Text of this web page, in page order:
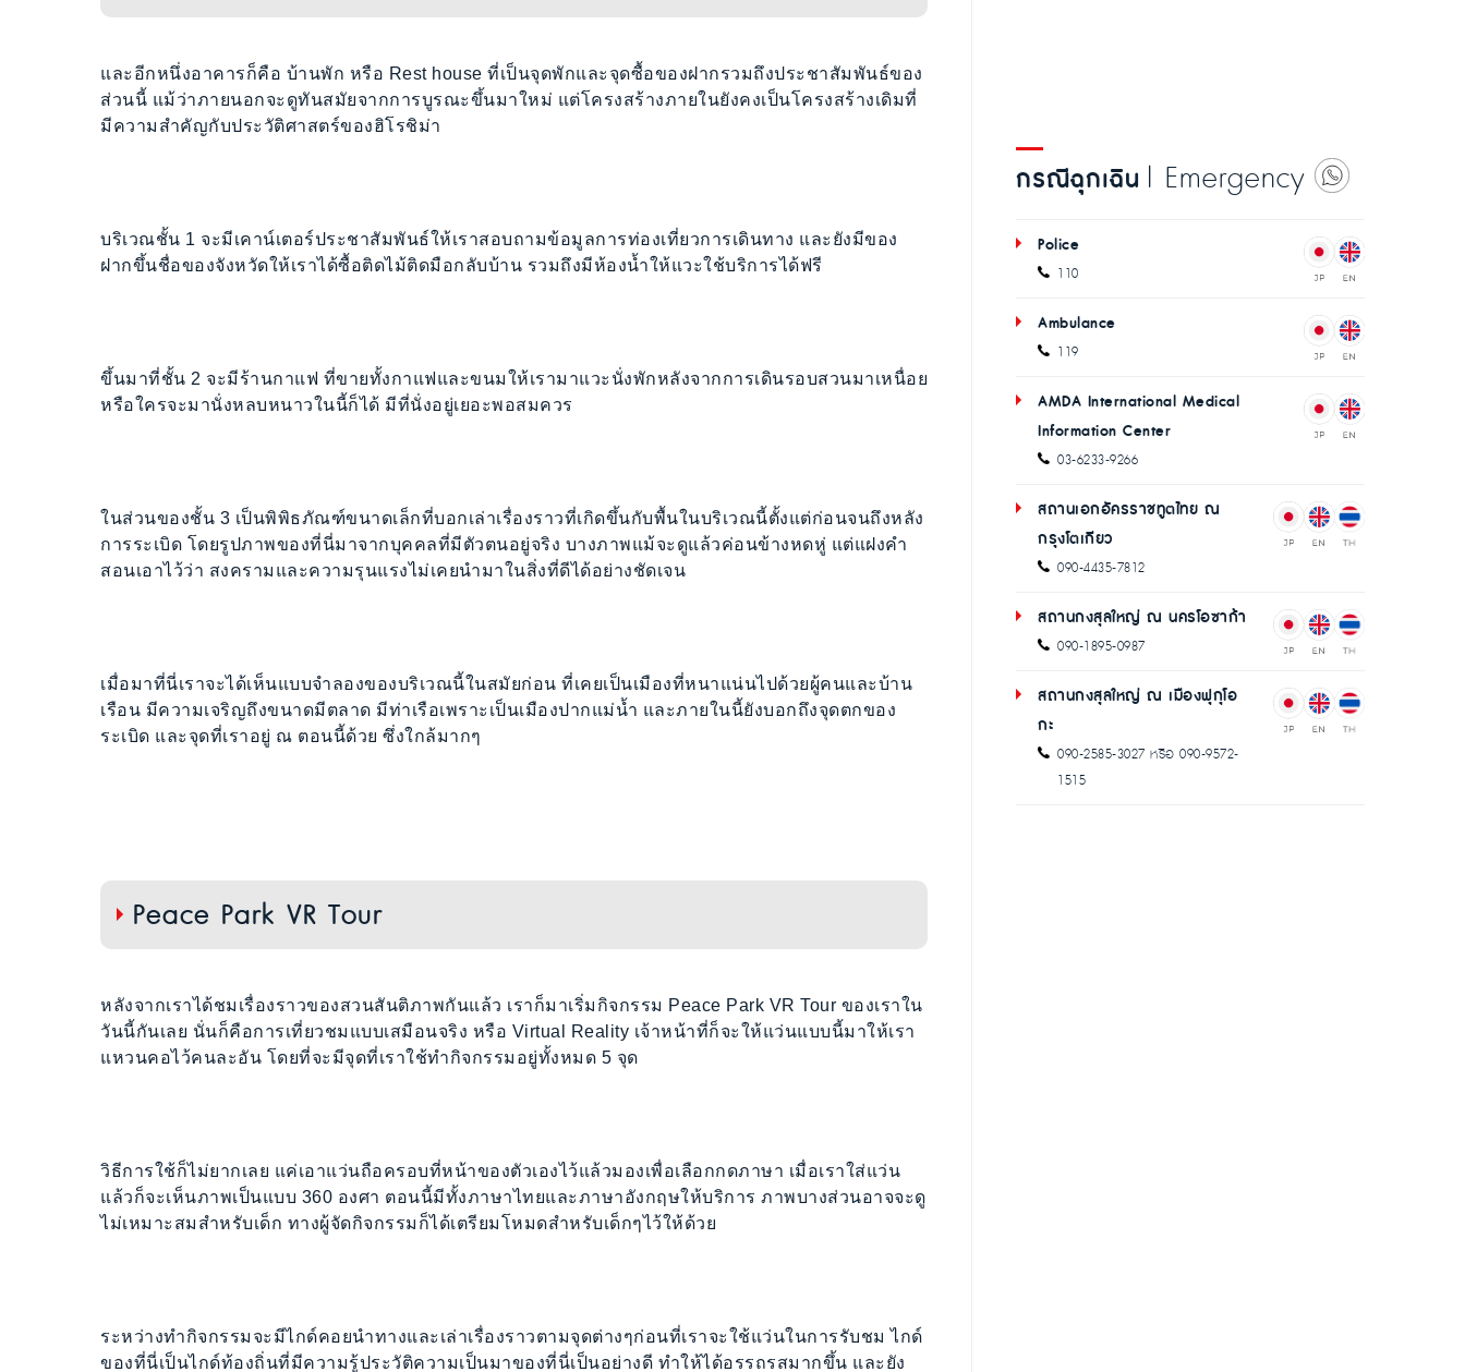
และอีกหนึ่งอาคารก็คือ บ้านพัก หรือ Rest house ที่เป็นจุดพักและจุดซื้อของฝากรวมถึงประชาสัมพันธ์ของ
ส่วนนี้ แม้ว่าภายนอกจะดูทันสมัยจากการบูรณะขึ้นมาใหม่ แต่โครงสร้างภายในยังคงเป็นโครงสร้างเดิมที่
มีความสำคัญกับประวัติศาสตร์ของฮิโรชิม่า
บริเวณชั้น 1 จะมีเคาน์เตอร์ประชาสัมพันธ์ให้เราสอบถามข้อมูลการท่องเที่ยวการเดินทาง และยังมีของ
ฝากขึ้นชื่อของจังหวัดให้เราได้ซื้อติดไม้ติดมือกลับบ้าน รวมถึงมีห้องน้ำให้แวะใช้บริการได้ฟรี
ขึ้นมาที่ชั้น 2 จะมีร้านกาแฟ ที่ขายทั้งกาแฟและขนมให้เรามาแวะนั่งพักหลังจากการเดินรอบสวนมาเหนื่อย
หรือใครจะมานั่งหลบหนาวในนี้ก็ได้ มีที่นั่งอยู่เยอะพอสมควร
ในส่วนของชั้น 3 เป็นพิพิธภัณฑ์ขนาดเล็กที่บอกเล่าเรื่องราวที่เกิดขึ้นกับพื้นในบริเวณนี้ตั้งแต่ก่อนจนถึงหลัง
การระเบิด โดยรูปภาพของที่นี่มาจากบุคคลที่มีตัวตนอยู่จริง บางภาพแม้จะดูแล้วค่อนข้างหดหู่ แต่แฝงคำ
สอนเอาไว้ว่า สงครามและความรุนแรงไม่เคยนำมาในสิ่งที่ดีได้อย่างชัดเจน
เมื่อมาที่นี่เราจะได้เห็นแบบจำลองของบริเวณนี้ในสมัยก่อน ที่เคยเป็นเมืองที่หนาแน่นไปด้วยผู้คนและบ้าน
เรือน มีความเจริญถึงขนาดมีตลาด มีท่าเรือเพราะเป็นเมืองปากแม่น้ำ และภายในนี้ยังบอกถึงจุดตกของ
ระเบิด และจุดที่เราอยู่ ณ ตอนนี้ด้วย ซึ่งใกล้มากๆ
Peace Park VR Tour
หลังจากเราได้ชมเรื่องราวของสวนสันติภาพกันแล้ว เราก็มาเริ่มกิจกรรม Peace Park VR Tour ของเราใน
วันนี้กันเลย นั่นก็คือการเที่ยวชมแบบเสมือนจริง หรือ Virtual Reality เจ้าหน้าที่ก็จะให้แว่นแบบนี้มาให้เรา
แหวนคอไว้คนละอัน โดยที่จะมีจุดที่เราใช้ทำกิจกรรมอยู่ทั้งหมด 5 จุด
วิธีการใช้ก็ไม่ยากเลย แค่เอาแว่นถือครอบที่หน้าของตัวเองไว้แล้วมองเพื่อเลือกกดภาษา เมื่อเราใส่แว่น
แล้วก็จะเห็นภาพเป็นแบบ 360 องศา ตอนนี้มีทั้งภาษาไทยและภาษาอังกฤษให้บริการ ภาพบางส่วนอาจจะดู
ไม่เหมาะสมสำหรับเด็ก ทางผู้จัดกิจกรรมก็ได้เตรียมโหมดสำหรับเด็กๆไว้ให้ด้วย
ระหว่างทำกิจกรรมจะมีไกด์คอยนำทางและเล่าเรื่องราวตามจุดต่างๆก่อนที่เราจะใช้แว่นในการรับชม ไกด์
ของที่นี่เป็นไกด์ท้องถิ่นที่มีความรู้ประวัติความเป็นมาของที่นี่เป็นอย่างดี ทำให้ได้อรรถรสมากขึ้น และยัง
กรณีฉุกเฉิน | Emergency
Police
110
Ambulance
119
AMDA International Medical
Information Center
03-6233-9266
สถานเอกอัครราชทูตไทย ณ
กรุงโตเกียว
090-4435-7812
สถานกงสุลใหญ่ ณ นครโอซาก้า
090-1895-0987
สถานกงสุลใหญ่ ณ เมืองฟุกุโอ
กะ
090-2585-3027 หรือ 090-9572-
1515